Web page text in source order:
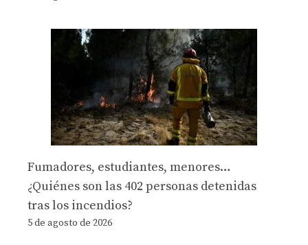
Fumadores, estudiantes, menores…
¿Quiénes son las 402 personas detenidas
tras los incendios?
5 de agosto de 2026